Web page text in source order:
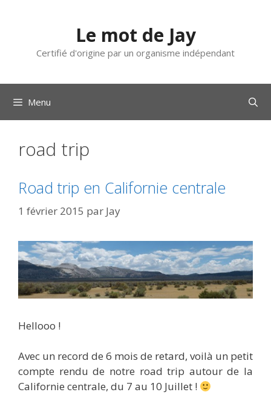
Le mot de Jay
Certifié d'origine par un organisme indépendant
Menu
road trip
Road trip en Californie centrale
1 février 2015 par Jay
Hellooo !
Avec un record de 6 mois de retard, voilà un petit
compte rendu de notre road trip autour de la
Californie centrale, du 7 au 10 Juillet !